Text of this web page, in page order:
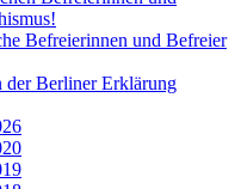
Befreierinnen und Befreier
der Berliner Erklärung